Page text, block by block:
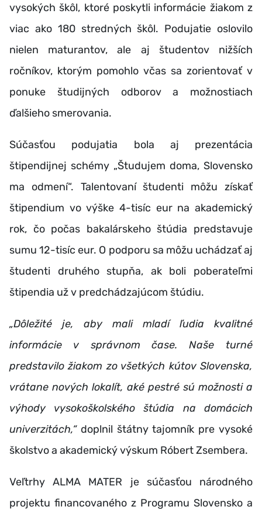
vysokých škôl, ktoré poskytli informácie žiakom z
viac ako 180 stredných škôl. Podujatie oslovilo
nielen maturantov, ale aj študentov nižších
ročníkov, ktorým pomohlo včas sa zorientovať v
ponuke študijných odborov a možnostiach
ďalšieho smerovania.
Súčasťou podujatia bola aj prezentácia
štipendijnej schémy „Študujem doma, Slovensko
ma odmení“. Talentovaní študenti môžu získať
štipendium vo výške 4-tisíc eur na akademický
rok, čo počas bakalárskeho štúdia predstavuje
sumu 12-tisíc eur. O podporu sa môžu uchádzať aj
študenti druhého stupňa, ak boli poberateľmi
štipendia už v predchádzajúcom štúdiu.
„Dôležité je, aby mali mladí ľudia kvalitné
informácie v správnom čase. Naše turné
predstavilo žiakom zo všetkých kútov Slovenska,
vrátane nových lokalít, aké pestré sú možnosti a
výhody vysokoškolského štúdia na domácich
univerzitách,“doplnil štátny tajomník pre vysoké
školstvo a akademický výskum Róbert Zsembera.
Veľtrhy ALMA MATER je súčasťou národného
projektu financovaného z Programu Slovensko a